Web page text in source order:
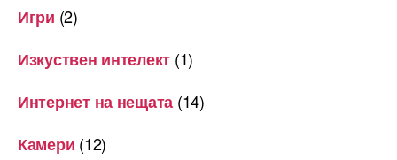
Игри (2)
Изкуствен интелект (1)
Интернет на нещата (14)
Камери (12)